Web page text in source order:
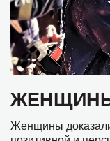
Женщины